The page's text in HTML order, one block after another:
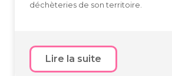
déchèteries de son territoire.
Lire la suite